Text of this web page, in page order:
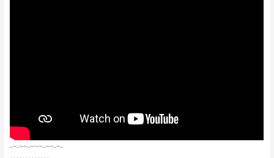
-~-~~-~~~-~~-~-